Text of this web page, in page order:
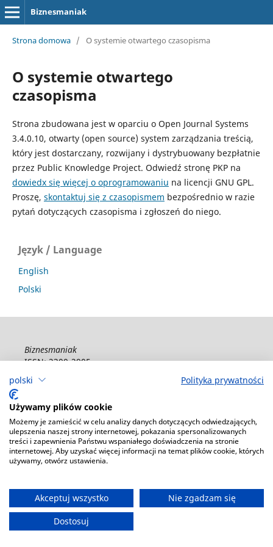
polski Polityka prywatności
Używamy plików cookie
Możemy je zamieścić w celu analizy danych dotyczących odwiedzających,
ulepszenia naszej strony internetowej, pokazania spersonalizowanych
treści i zapewnienia Państwu wspaniałego doświadczenia na stronie
internetowej. Aby uzyskać więcej informacji na temat plików cookie, których
używamy, otwórz ustawienia.
Akceptuj wszystko
Nie zgadzam się
Dostosuj
Biznesmaniak
Strona domowa / O systemie otwartego czasopisma
O systemie otwartego
czasopisma
Strona zbudowana jest w oparciu o Open Journal Systems
3.4.0.10, otwarty (open source) system zarządzania treścią,
który jest dostarczany, rozwijany i dystrybuowany bezpłatnie
przez Public Knowledge Project. Odwiedź stronę PKP na
dowiedx się więcej o oprogramowaniu na licencji GNU GPL.
Proszę, skontaktuj się z czasopismem bezpośrednio w razie
pytań dotyczących czasopisma i zgłoszeń do niego.
Język / Language
English
Polski
Biznesmaniak
ISSN: 2300-2905
Deklaracja dostępności